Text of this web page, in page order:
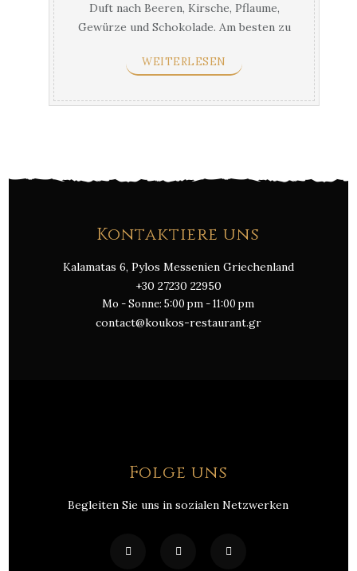
Duft nach Beeren, Kirsche, Pflaume,
Gewürze und Schokolade. Am besten zu
rotem Fleisch ...
WEITERLESEN
Kontaktiere uns
Kalamatas 6, Pylos Messenien Griechenland
+30 27230 22950
Mo - Sonne: 5:00 pm - 11:00 pm
contact@koukos-restaurant.gr
Folge uns
Begleiten Sie uns in sozialen Netzwerken